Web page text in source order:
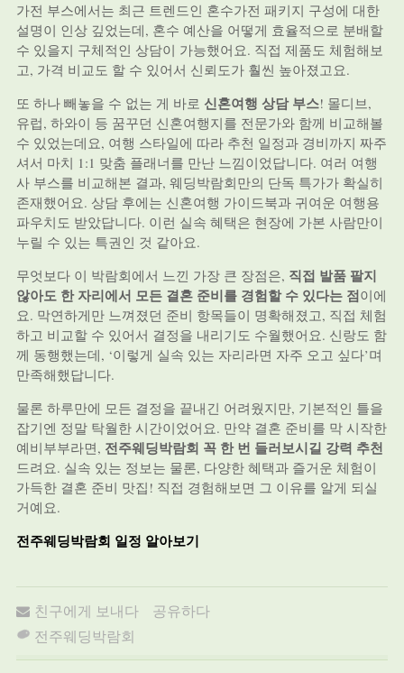
가전 부스에서는 최근 트렌드인 혼수가전 패키지 구성에 대한
설명이 인상 깊었는데, 혼수 예산을 어떻게 효율적으로 분배할
수 있을지 구체적인 상담이 가능했어요. 직접 제품도 체험해보
고, 가격 비교도 할 수 있어서 신뢰도가 훨씬 높아졌고요.
또 하나 빼놓을 수 없는 게 바로 신혼여행 상담 부스! 몰디브,
유럽, 하와이 등 꿈꾸던 신혼여행지를 전문가와 함께 비교해볼
수 있었는데요, 여행 스타일에 따라 추천 일정과 경비까지 짜주
셔서 마치 1:1 맞춤 플래너를 만난 느낌이었답니다. 여러 여행
사 부스를 비교해본 결과, 웨딩박람회만의 단독 특가가 확실히
존재했어요. 상담 후에는 신혼여행 가이드북과 귀여운 여행용
파우치도 받았답니다. 이런 실속 혜택은 현장에 가본 사람만이
누릴 수 있는 특권인 것 같아요.
무엇보다 이 박람회에서 느낀 가장 큰 장점은, 직접 발품 팔지
않아도 한 자리에서 모든 결혼 준비를 경험할 수 있다는 점이에
요. 막연하게만 느껴졌던 준비 항목들이 명확해졌고, 직접 체험
하고 비교할 수 있어서 결정을 내리기도 수월했어요. 신랑도 함
께 동행했는데, ‘이렇게 실속 있는 자리라면 자주 오고 싶다’며
만족해했답니다.
물론 하루만에 모든 결정을 끝내긴 어려웠지만, 기본적인 틀을
잡기엔 정말 탁월한 시간이었어요. 만약 결혼 준비를 막 시작한
예비부부라면, 전주웨딩박람회 꼭 한 번 들러보시길 강력 추천
드려요. 실속 있는 정보는 물론, 다양한 혜택과 즐거운 체험이
가득한 결혼 준비 맛집! 직접 경험해보면 그 이유를 알게 되실
거예요.
전주웨딩박람회 일정 알아보기
친구에게 보내다
공유하다
전주웨딩박람회